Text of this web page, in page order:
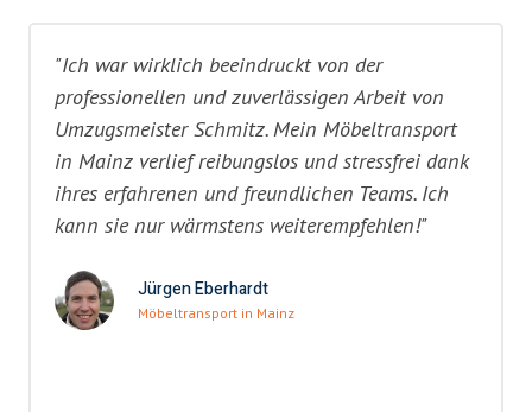
"Ich war wirklich beeindruckt von der
professionellen und zuverlässigen Arbeit von
Umzugsmeister Schmitz. Mein Möbeltransport
in Mainz verlief reibungslos und stressfrei dank
ihres erfahrenen und freundlichen Teams. Ich
kann sie nur wärmstens weiterempfehlen!"
Jürgen Eberhardt
Möbeltransport in Mainz